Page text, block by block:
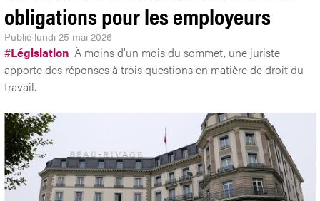
obligations pour les employeurs
Publié lundi 25 mai 2026
#Législation À moins d'un mois du sommet, une juriste
apporte des réponses à trois questions en matière de droit du
travail.